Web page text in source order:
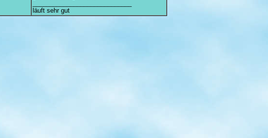
läuft sehr gut